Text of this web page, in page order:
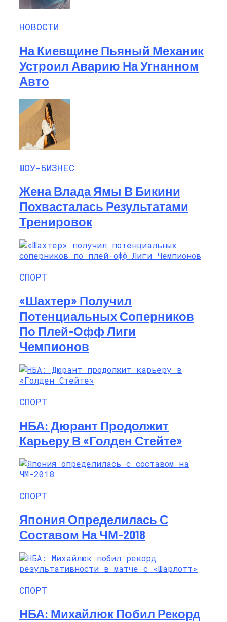
НОВОСТИ
На Киевщине Пьяный Механик
Устроил Аварию На Угнанном
Авто
ШОУ-БИЗНЕС
Жена Влада Ямы В Бикини
Похвасталась Результатами
Тренировок
СПОРТ
«Шахтер» Получил
Потенциальных Соперников
По Плей-Офф Лиги
Чемпионов
СПОРТ
НБА: Дюрант Продолжит
Карьеру В «Голден Стейте»
СПОРТ
Япония Определилась С
Составом На ЧМ-2018
СПОРТ
НБА: Михайлюк Побил Рекорд